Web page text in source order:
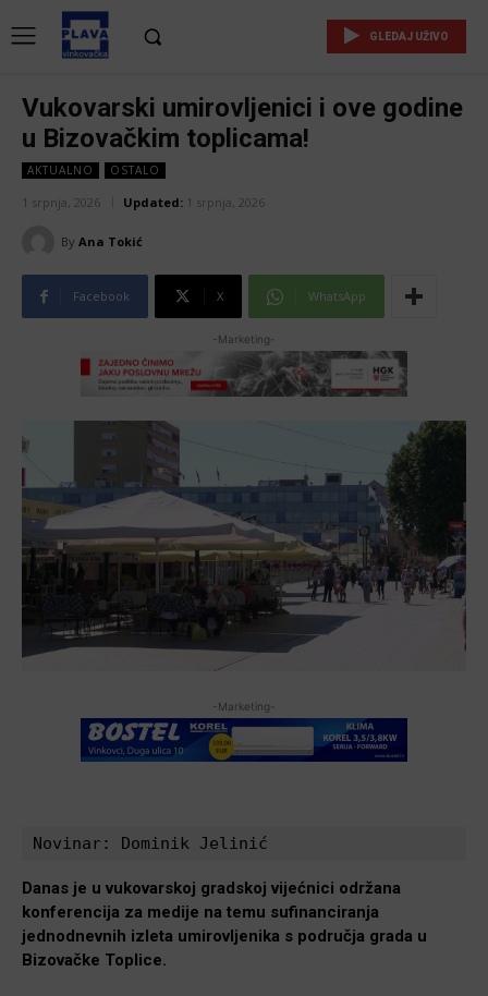
GLEDAJ UŽIVO
Vukovarski umirovljenici i ove godine
u Bizovačkim toplicama!
AKTUALNO OSTALO
1 srpnja, 2026 Updated: 1 srpnja, 2026
By Ana Tokić
Facebook X WhatsApp
-Marketing-
-Marketing-
Novinar: Dominik Jelinić
Danas je u vukovarskoj gradskoj vijećnici održana
konferencija za medije na temu sufinanciranja
jednodnevnih izleta umirovljenika s područja grada u
Bizovačke Toplice.